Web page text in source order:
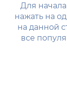
Для
нажать на
на данной
все